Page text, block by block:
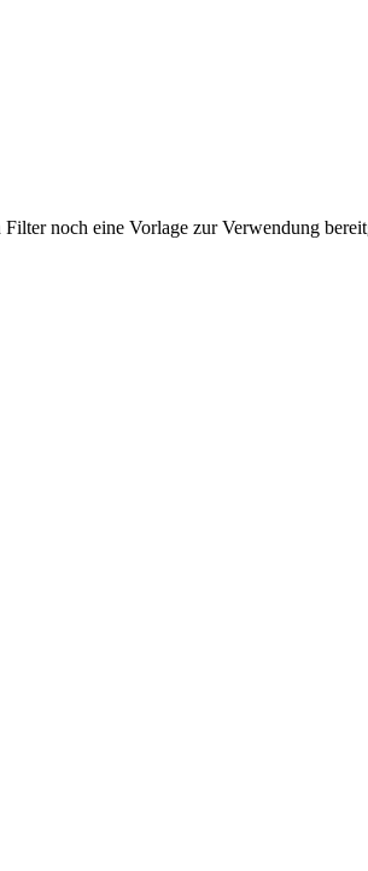
noch eine Vorlage zur Verwendung